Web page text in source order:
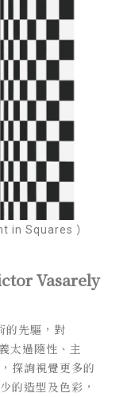
in Squares ）
Vasarely
先驅，對
太過隨性、主
探詢視覺更多的
的造型及色彩，